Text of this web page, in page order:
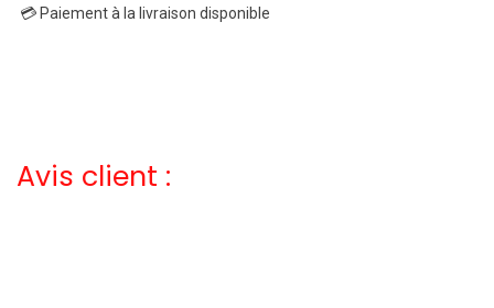
💳 Paiement à la livraison disponible
Avis client :